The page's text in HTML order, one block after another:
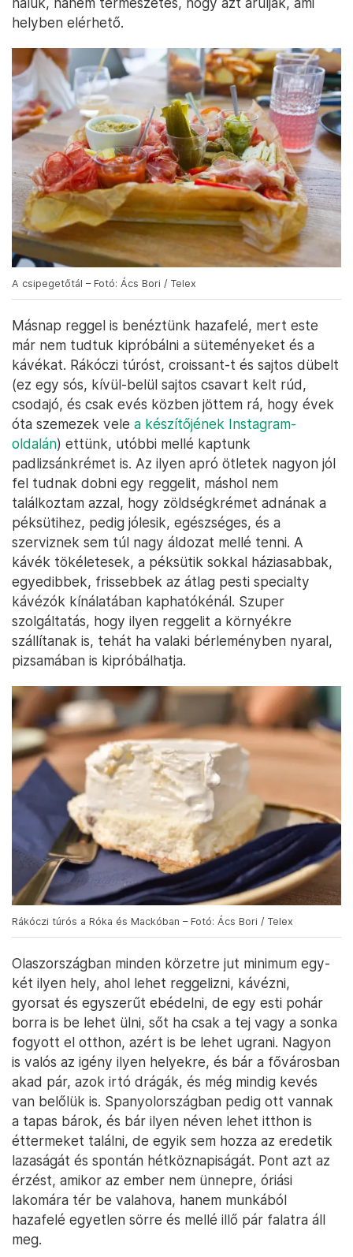
helyben elérhető.
A csipegetőtál – Fotó: Ács Bori / Telex
Másnap reggel is benéztünk hazafelé, mert este
már nem tudtuk kipróbálni a süteményeket és a
kávékat. Rákóczi túróst, croissant-t és sajtos dübelt
(ez egy sós, kívül-belül sajtos csavart kelt rúd,
csodajó, és csak evés közben jöttem rá, hogy évek
óta szemezek vele a készítőjének Instagram-
oldalán) ettünk, utóbbi mellé kaptunk
padlizsánkrémet is. Az ilyen apró ötletek nagyon jól
fel tudnak dobni egy reggelit, máshol nem
találkoztam azzal, hogy zöldségkrémet adnának a
péksütihez, pedig jólesik, egészséges, és a
szerviznek sem túl nagy áldozat mellé tenni. A
kávék tökéletesek, a péksütik sokkal háziasabbak,
egyedibbek, frissebbek az átlag pesti specialty
kávézók kínálatában kaphatókénál. Szuper
szolgáltatás, hogy ilyen reggelit a környékre
szállítanak is, tehát ha valaki bérleményben nyaral,
pizsamában is kipróbálhatja.
Rákóczi túrós a Róka és Mackóban – Fotó: Ács Bori / Telex
Olaszországban minden körzetre jut minimum egy-
két ilyen hely, ahol lehet reggelizni, kávézni,
gyorsat és egyszerűt ebédelni, de egy esti pohár
borra is be lehet ülni, sőt ha csak a tej vagy a sonka
fogyott el otthon, azért is be lehet ugrani. Nagyon
is valós az igény ilyen helyekre, és bár a fővárosban
akad pár, azok irtó drágák, és még mindig kevés
van belőlük is. Spanyolországban pedig ott vannak
a tapas bárok, és bár ilyen néven lehet itthon is
éttermeket találni, de egyik sem hozza az eredetik
lazaságát és spontán hétköznapiságát. Pont azt az
érzést, amikor az ember nem ünnepre, óriási
lakomára tér be valahova, hanem munkából
hazafelé egyetlen sörre és mellé illő pár falatra áll
meg.